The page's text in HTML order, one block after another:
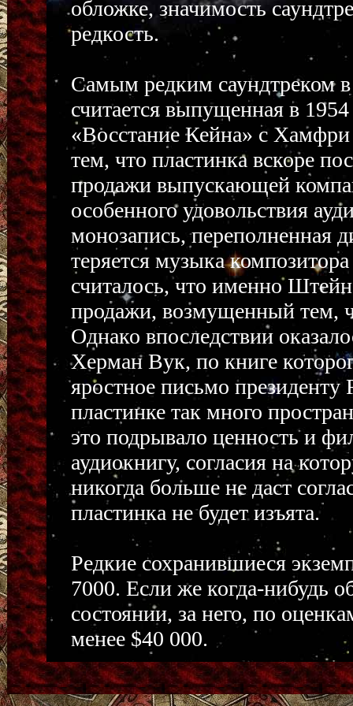
обложке, значимость
редкость.
Самым редким саундтреком
считается выпущенная в
«Восстание Кейна» с Хамфри
тем, что пластинка вскоре
продажи выпускающей
особенного удовольствия
монозапись, переполненная
теряется музыка
считалось, что именно
продажи, возмущенный тем,
Однако впоследствии
Херман Вук, по книге
яростное письмо
пластинке так много
это подрывало ценность и
аудиокнигу, согласия на
никогда больше не даст
пластинка не будет изъята.
Редкие сохранившиеся
7000. Если же когда-нибудь
состоянии, за него, по
менее $40 000.